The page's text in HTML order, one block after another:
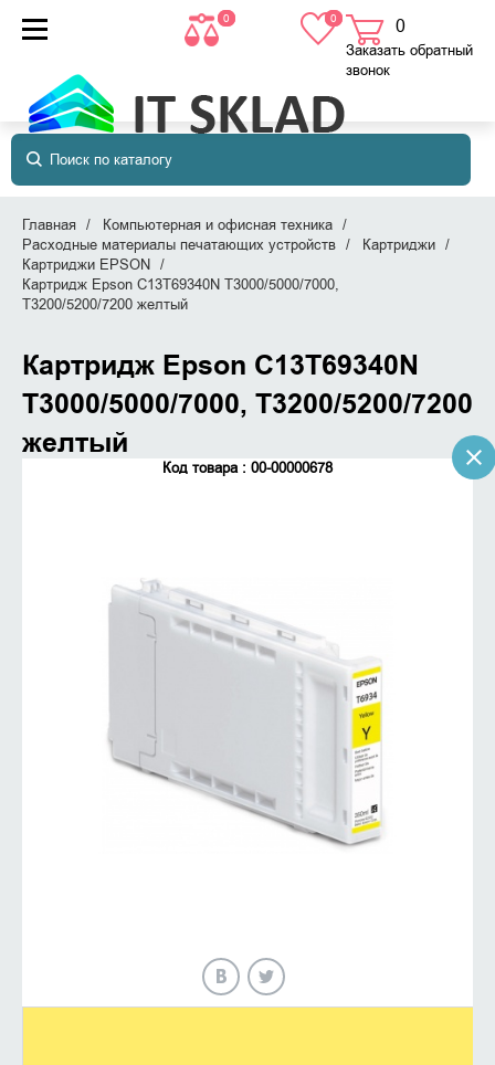
0 0 0
в корзине
Заказать обратный
звонок
Главная
Компьютерная и офисная техника
Расходные материалы печатающих устройств
Картриджи
Картриджи EPSON
Картридж Epson C13T69340N T3000/5000/7000,
Т3200/5200/7200 желтый
Картридж Epson C13T69340N
T3000/5000/7000, Т3200/5200/7200
желтый
Код товара : 00-00000678